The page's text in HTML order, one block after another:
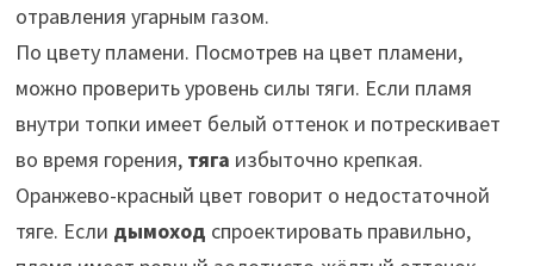
отравления угарным газом.
По цвету пламени. Посмотрев на цвет пламени,
можно проверить уровень силы тяги. Если пламя
внутри топки имеет белый оттенок и потрескивает
во время горения, тяга избыточно крепкая.
Оранжево-красный цвет говорит о недостаточной
тяге. Если дымоход спроектировать правильно,